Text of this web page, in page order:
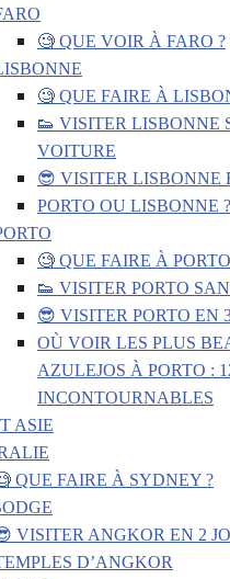
🧐 QUE VOIR À FARO ?
🧐 QUE FAIRE À
👟 VISITER LISBONNE
VOITURE
😎 VISITER LISBONNE
PORTO OU LISBONNE ?
🧐 QUE FAIRE À
👟 VISITER PORTO
😎 VISITER PORTO EN
OÙ VOIR LES PLUS
AZULEJOS À PORTO :
INCONTOURNABLES
ASIE
QUE FAIRE À SYDNEY ?
VISITER ANGKOR EN 2
D’ANGKOR